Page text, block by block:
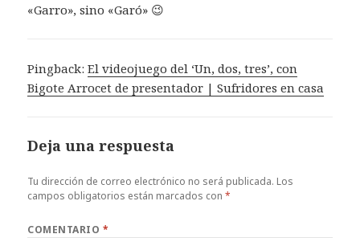
«Garro», sino «Garó» 😉
Pingback:El videojuego del ‘Un, dos, tres’, con
Bigote Arrocet de presentador | Sufridores en casa
Deja una respuesta
Tu dirección de correo electrónico no será publicada. Los
campos obligatorios están marcados con*
COMENTARIO *